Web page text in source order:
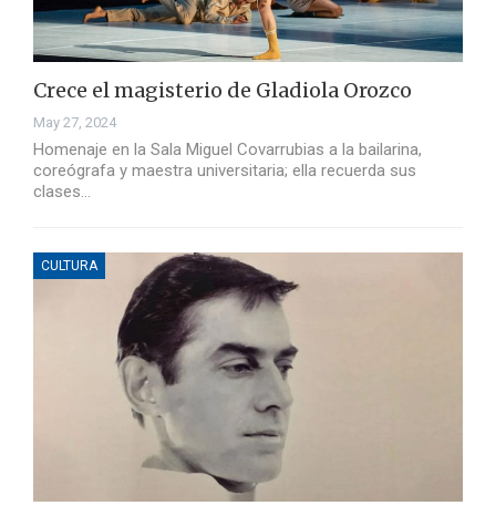
Crece el magisterio de Gladiola Orozco
May 27, 2024
Homenaje en la Sala Miguel Covarrubias a la bailarina,
coreógrafa y maestra universitaria; ella recuerda sus
clases…
CULTURA